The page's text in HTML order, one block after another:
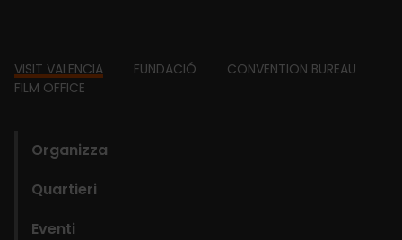
Footer
VISIT VALENCIA FUNDACIÓ
CONVENTION BUREAU
FILM OFFICE
Organizza
Quartieri
Eventi